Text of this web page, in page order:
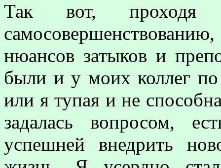
Так вот, проходя
нюансов затыков и
были и у моих коллег
или я тупая и не
задалась вопросом,
успешней внедрить